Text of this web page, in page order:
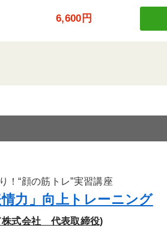
6,600円
！“顔の筋トレ”実習講座
力」向上トレーニング
株式会社 代表取締役)